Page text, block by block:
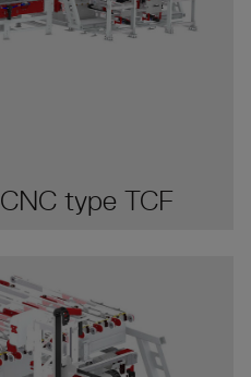
type TCF